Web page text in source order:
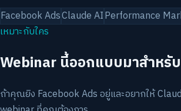
Facebook AdsClaude AIPerformance
เหมาะกับใคร
Webinar นี้ออกแบบมาสำห
ถ้าคุณยิง Facebook Ads อยู่และอยากให้